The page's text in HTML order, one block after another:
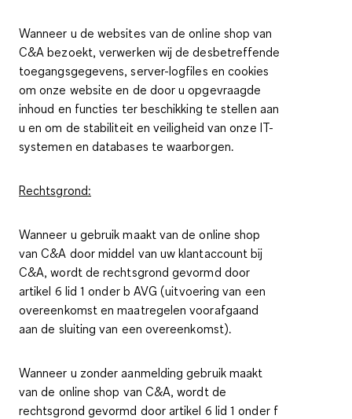
Wanneer u de websites van de online shop van
C&A bezoekt, verwerken wij de desbetreffende
toegangsgegevens, server-logfiles en cookies
om onze website en de door u opgevraagde
inhoud en functies ter beschikking te stellen aan
u en om de stabiliteit en veiligheid van onze IT-
systemen en databases te waarborgen.
Rechtsgrond:
Wanneer u gebruik maakt van de online shop
van C&A door middel van uw klantaccount bij
C&A, wordt de rechtsgrond gevormd door
artikel 6 lid 1 onder b AVG (uitvoering van een
overeenkomst en maatregelen voorafgaand
aan de sluiting van een overeenkomst).
Wanneer u zonder aanmelding gebruik maakt
van de online shop van C&A, wordt de
rechtsgrond gevormd door artikel 6 lid 1 onder f